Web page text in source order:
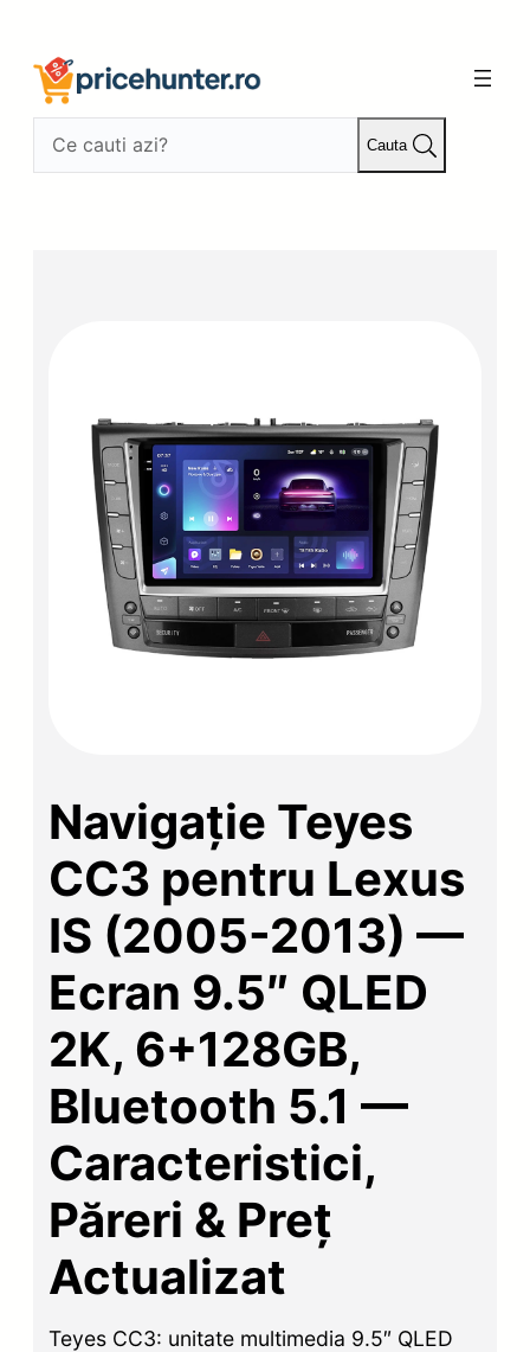
conținut
Cauta
Navigație Teyes
CC3 pentru Lexus
IS (2005-2013) —
Ecran 9.5″ QLED
2K, 6+128GB,
Bluetooth 5.1 —
Caracteristici,
Păreri & Preț
Actualizat
Teyes CC3: unitate multimedia 9.5″ QLED